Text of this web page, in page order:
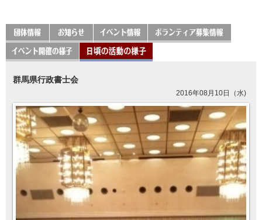
群馬県行政書士会
2016年08月10日（水)